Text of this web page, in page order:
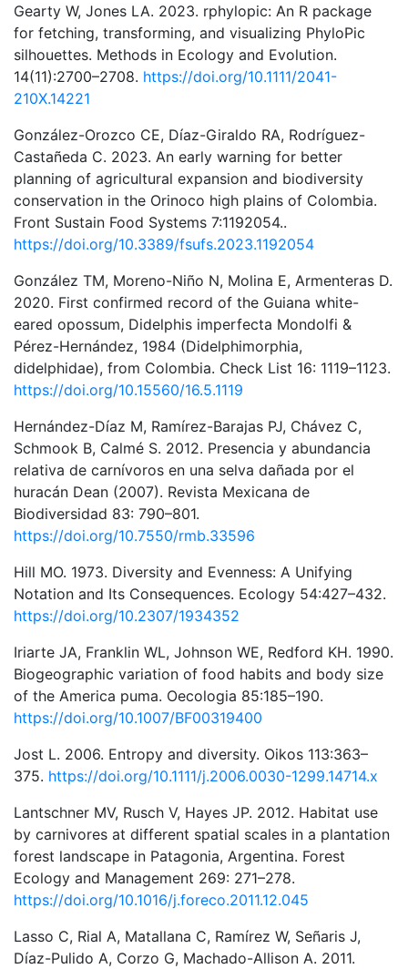
Gearty W, Jones LA. 2023. rphylopic: An R package
for fetching, transforming, and visualizing PhyloPic
silhouettes. Methods in Ecology and Evolution.
14(11):2700–2708. https://doi.org/10.1111/2041-
210X.14221
González-Orozco CE, Díaz-Giraldo RA, Rodríguez-
Castañeda C. 2023. An early warning for better
planning of agricultural expansion and biodiversity
conservation in the Orinoco high plains of Colombia.
Front Sustain Food Systems 7:1192054..
https://doi.org/10.3389/fsufs.2023.1192054
González TM, Moreno-Niño N, Molina E, Armenteras D.
2020. First confirmed record of the Guiana white-
eared opossum, Didelphis imperfecta Mondolfi &
Pérez-Hernández, 1984 (Didelphimorphia,
didelphidae), from Colombia. Check List 16: 1119–1123.
https://doi.org/10.15560/16.5.1119
Hernández-Díaz M, Ramírez-Barajas PJ, Chávez C,
Schmook B, Calmé S. 2012. Presencia y abundancia
relativa de carnívoros en una selva dañada por el
huracán Dean (2007). Revista Mexicana de
Biodiversidad 83: 790–801.
https://doi.org/10.7550/rmb.33596
Hill MO. 1973. Diversity and Evenness: A Unifying
Notation and Its Consequences. Ecology 54:427–432.
https://doi.org/10.2307/1934352
Iriarte JA, Franklin WL, Johnson WE, Redford KH. 1990.
Biogeographic variation of food habits and body size
of the America puma. Oecologia 85:185–190.
https://doi.org/10.1007/BF00319400
Jost L. 2006. Entropy and diversity. Oikos 113:363–
375. https://doi.org/10.1111/j.2006.0030-1299.14714.x
Lantschner MV, Rusch V, Hayes JP. 2012. Habitat use
by carnivores at different spatial scales in a plantation
forest landscape in Patagonia, Argentina. Forest
Ecology and Management 269: 271–278.
https://doi.org/10.1016/j.foreco.2011.12.045
Lasso C, Rial A, Matallana C, Ramírez W, Señaris J,
Díaz-Pulido A, Corzo G, Machado-Allison A. 2011.